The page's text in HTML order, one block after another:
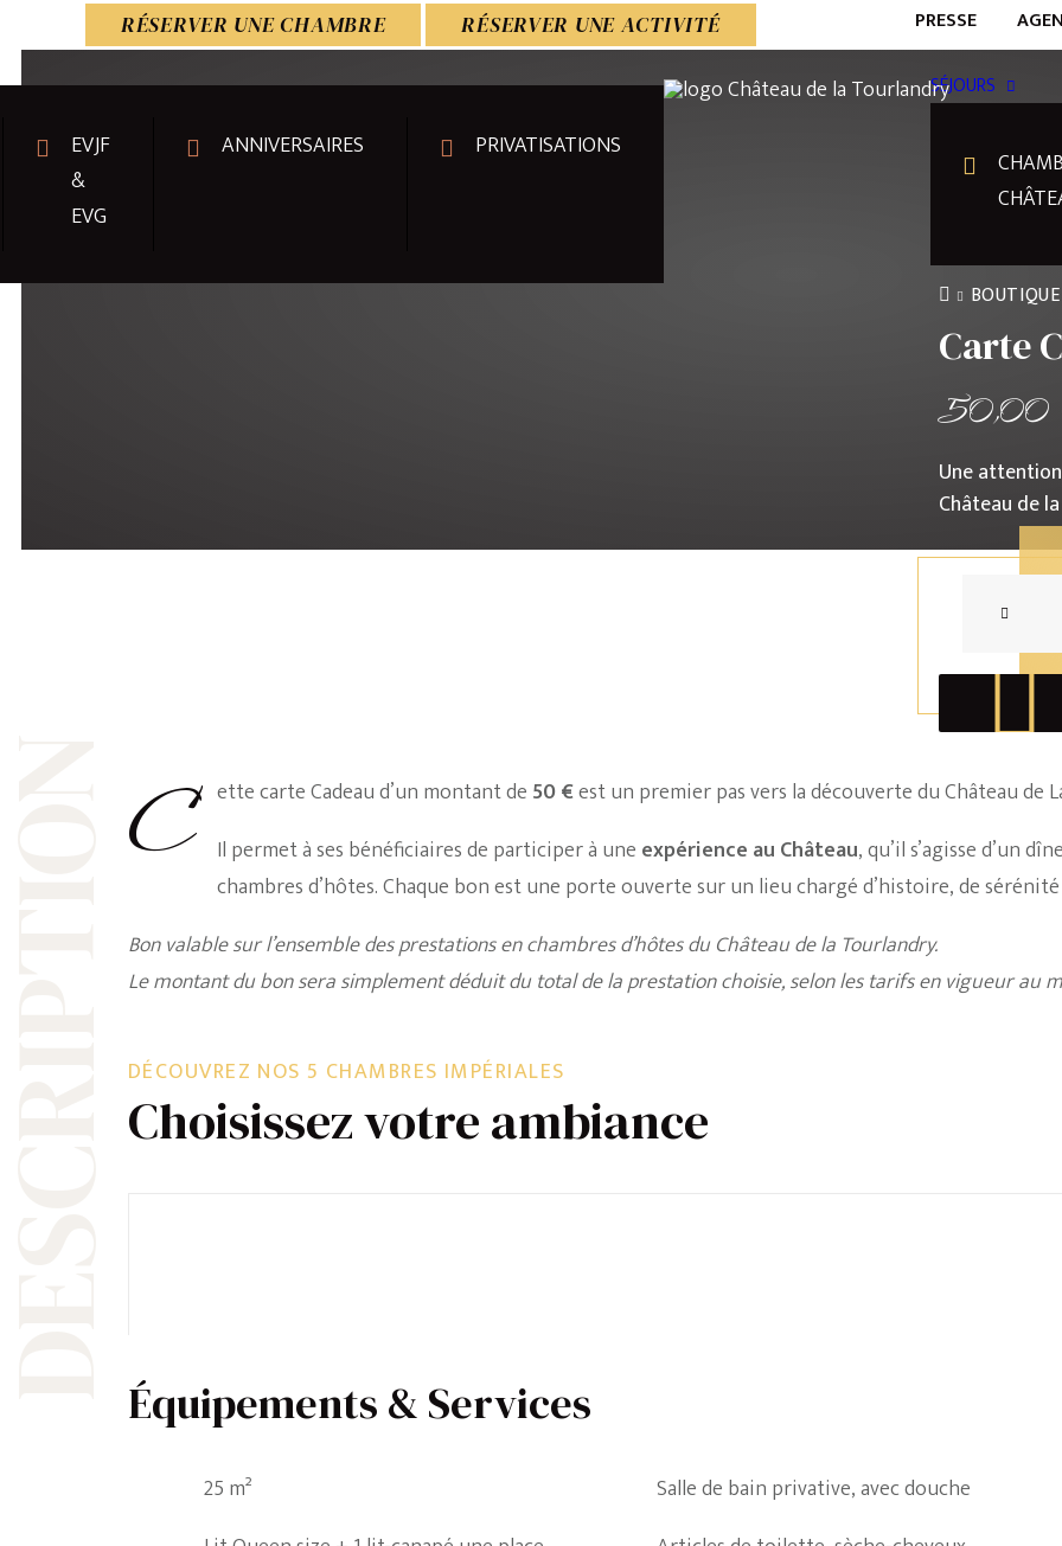
RÉSERVER UNE CHAMBRE RÉSERVER UNE ACTIVITÉ PRESSE
EVJF
&
EVG
ANNIVERSAIRES PRIVATISATIONS
SÉJOURS
BOUTIQUE
Carte
50,00
Une
Château de
Cette carte Cadeau d’un montant de 50 €est un premier pas vers la découverte du Château de
Il permet à ses bénéficiaires de participer à une expérience au Château, qu’il s’agisse d’un
chambres d’hôtes. Chaque bon est une porte ouverte sur un lieu chargé d’histoire, de
Bon valable sur l’ensemble des prestations en chambres d’hôtes du Château de la Tourlandry.
Le montant du bon sera simplement déduit du total de la prestation choisie, selon les tarifs en vigueur au
Choisissez votre ambiance
DÉCOUVREZ NOS 5 CHAMBRES IMPÉRIALES
Équipements & Services
25 m²
Salle de bain privative, avec douche